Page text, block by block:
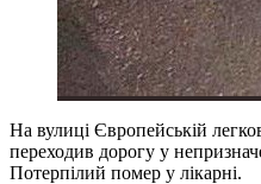
На вулиці Європейській
переходив дорогу у
Потерпілий помер у лікарні.